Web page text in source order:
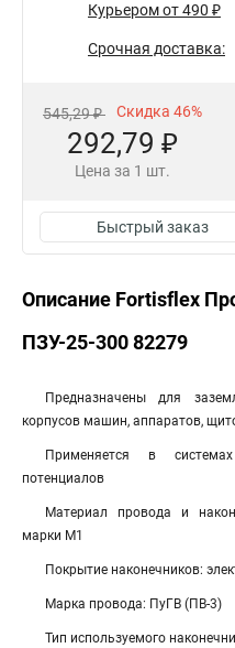
Курьером от 490 ₽
Срочная доставка:
545,29 ₽ Скидка 46%
292,79 ₽
Цена за 1 шт.
Быстрый заказ
Описание Fortisflex
ПЗУ-25-300 82279
Предназначены для
корпусов машин, аппаратов,
Применяется в
потенциалов
Материал провода и
марки М1
Покрытие наконечников:
Марка провода: ПуГВ (ПВ-3)
Тип используемого